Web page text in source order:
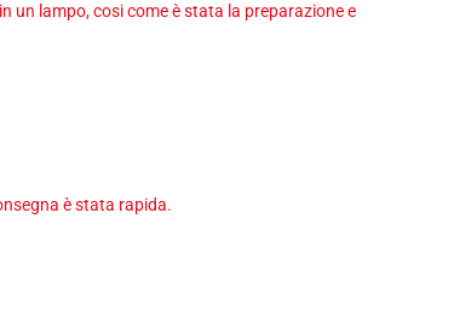
un lampo, cosi come è stata la preparazione e
è stata rapida.